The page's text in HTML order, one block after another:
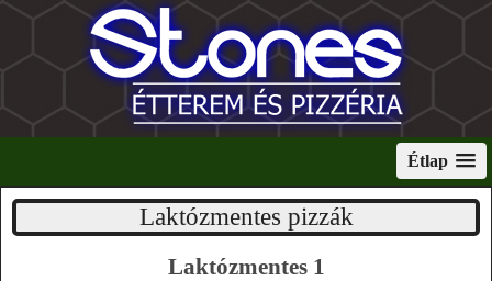
Étlap
Laktózmentes pizzák
Laktózmentes 1